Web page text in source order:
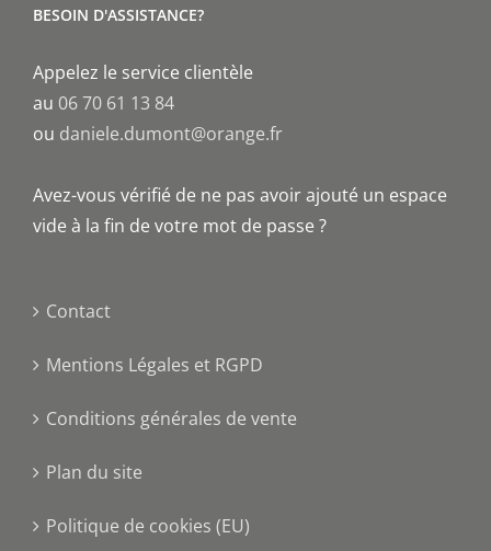
BESOIN D'ASSISTANCE?
Appelez le service clientèle
au 06 70 61 13 84
ou daniele.dumont@orange.fr
Avez-vous vérifié de ne pas avoir ajouté un espace
vide à la fin de votre mot de passe ?
Contact
Mentions Légales et RGPD
Conditions générales de vente
Plan du site
Politique de cookies (EU)